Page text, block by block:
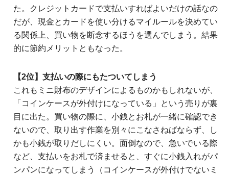
た。クレジットカードで支払いすればよいだけの話なの
だが、現金とカードを使い分けるマイルールを決めてい
る関係上、買い物を断念するほうを選んでしまう。結果
的に節約メリットともなった。
【2位】支払いの際にもたついてしまう
これもミニ財布のデザインによるものかもしれないが、
「コインケースが外付けになっている」という売りが裏
目に出た。買い物の際に、小銭とお札が一緒に確認でき
ないので、取り出す作業を別々にこなさねばならず、し
かも小銭が取りだしにくい。面倒なので、急いでいる際
など、支払いをお札で済ませると、すぐに小銭入れがパ
ンパンになってしまう（コインケースが外付けでないミ